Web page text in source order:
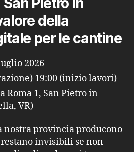
della
per le cantine
2026
19:00 (inizio lavori)
Roma 1, San Pietro in
VR)
nostra provincia producono
invisibili se non